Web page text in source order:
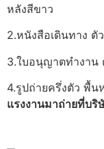
หลังสีขาว
2.หนังสือเดินทาง ตั
3.ใบอนุญาตทำงาน
4.รูปถ่ายครึ่งตัว พื้น
แรงงานมาถ่ายที่บริ